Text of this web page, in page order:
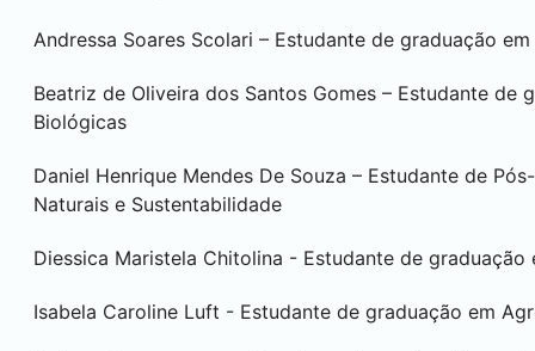
Andressa Soares Scolari – Estudante de graduação
Beatriz de Oliveira dos Santos Gomes – Estudante de
Biológicas
Daniel Henrique Mendes De Souza – Estudante de
Naturais e Sustentabilidade
Diessica Maristela Chitolina - Estudante de
Isabela Caroline Luft - Estudante de graduação em